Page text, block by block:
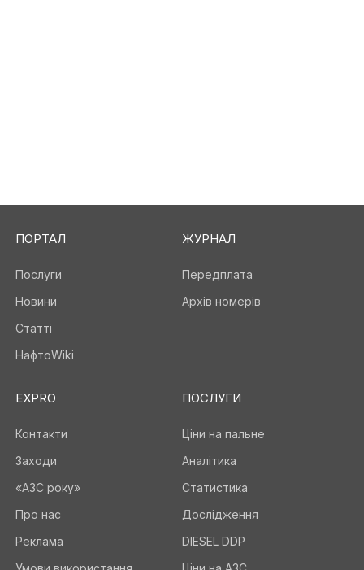
ПОРТАЛ
Послуги
Новини
Статті
НафтоWiki
ЖУРНАЛ
Передплата
Архів номерів
EXPRO
Контакти
Заходи
«АЗС року»
Про нас
Реклама
ПОСЛУГИ
Ціни на пальне
Аналітика
Статистика
Дослідження
DIESEL DDP